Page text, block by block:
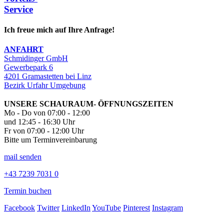
Service
Ich freue mich auf Ihre Anfrage!
ANFAHRT
Schmidinger GmbH
Gewerbepark 6
4201 Gramastetten bei Linz
Bezirk Urfahr Umgebung
UNSERE SCHAURAUM- ÖFFNUNGSZEITEN
Mo - Do von 07:00 - 12:00
und 12:45 - 16:30 Uhr
Fr von 07:00 - 12:00 Uhr
Bitte um Terminvereinbarung
mail senden
+43 7239 7031 0
Termin buchen
Facebook Twitter LinkedInYouTube Pinterest Instagram